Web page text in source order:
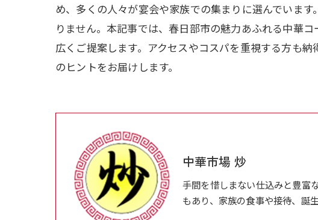
め、多くの人々が宴会や家族での集まりに選んでいま
りません。本記事では、春日部市の魅力あふれる中華
広くご提案します。アクセスやコスパを重視する方も
のヒントをお届けします。
中華市場 炒
手間を惜しまない仕込みと豊富
もあり、家族の食事や接待、誕